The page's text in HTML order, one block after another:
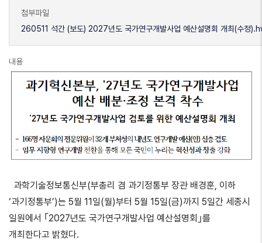
첨부파일
260511 석간 (보도) 2027년도 국가연구개발사업 예산설명회 개최(수정
내용
과학기술정보통신부(부총리 겸 과기정통부 장관 배경훈, 이하
‘과기정통부’)는 5월 11일(월)부터 5월 15일(금)까지 5일간 세종시
일원에서 ｢2027년도 국가연구개발사업 예산설명회｣를
개최한다고 밝혔다.